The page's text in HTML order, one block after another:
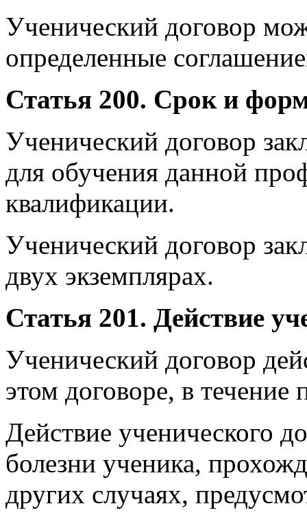
Ученический договор
определенные
Статья 200. Срок и
Ученический договор
для обучения данной
квалификации.
Ученический договор
двух экземплярах.
Статья 201. Действие
Ученический договор
этом договоре, в
Действие ученического
болезни ученика,
других случаях,